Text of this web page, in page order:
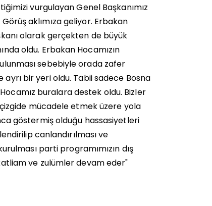
vurgulayan Genel Başkanımız
aklımıza geliyor. Erbakan
olarak gerçekten de büyük
oldu. Erbakan Hocamızın
sebebiyle orada zafer
ayrı bir yeri oldu. Tabii sadece Bosna
buralara destek oldu. Bizler
mücadele etmek üzere yola
göstermiş olduğu hassasiyetleri
canlandırılması ve
parti programımızın dış
ve zulümler devam eder"